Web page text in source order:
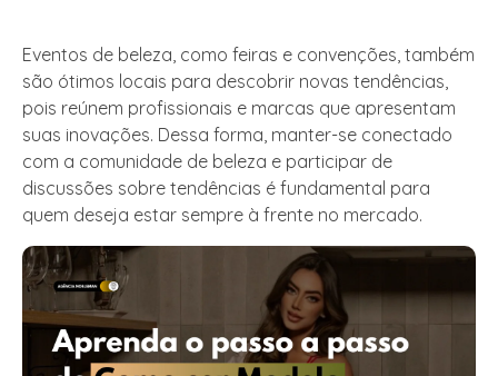
Eventos de beleza, como feiras e convenções, também
são ótimos locais para descobrir novas tendências,
pois reúnem profissionais e marcas que apresentam
suas inovações. Dessa forma, manter-se conectado
com a comunidade de beleza e participar de
discussões sobre tendências é fundamental para
quem deseja estar sempre à frente no mercado.